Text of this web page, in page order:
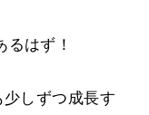
はず！
少しずつ成長す